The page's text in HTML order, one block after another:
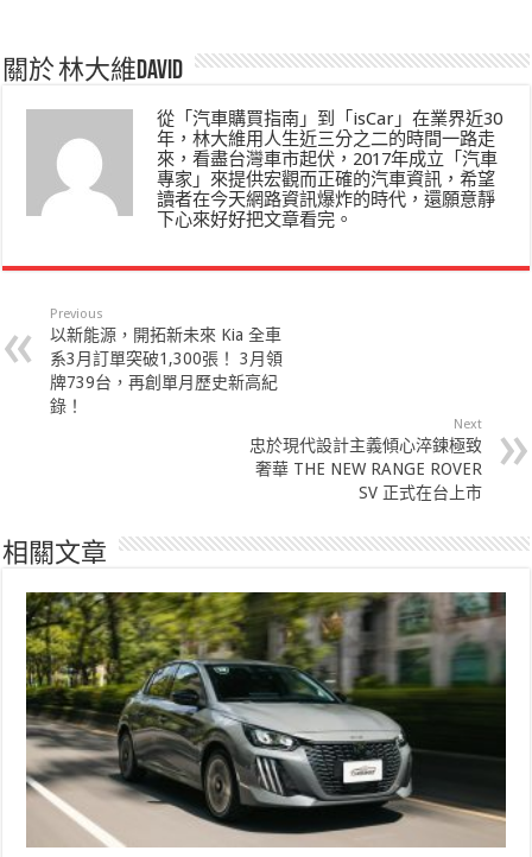
關於 林大維David
從「汽車購買指南」到「isCar」在業界近30
年，林大維用人生近三分之二的時間一路走
來，看盡台灣車市起伏，2017年成立「汽車
專家」來提供宏觀而正確的汽車資訊，希望
讀者在今天網路資訊爆炸的時代，還願意靜
下心來好好把文章看完。
Previous
以新能源，開拓新未來 Kia 全車
系3月訂單突破1,300張！ 3月領
牌739台，再創單月歷史新高紀
錄！
Next
忠於現代設計主義傾心淬鍊極致
奢華 THE NEW RANGE ROVER
SV 正式在台上市
相關文章